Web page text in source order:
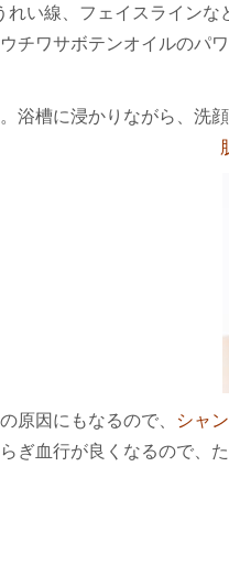
れい線、フェイスライン
ウチワサボテンオイルのパ
浴槽に浸かりながら、洗
原因にもなるので、 シャ
ぎ血行が良くなるので、